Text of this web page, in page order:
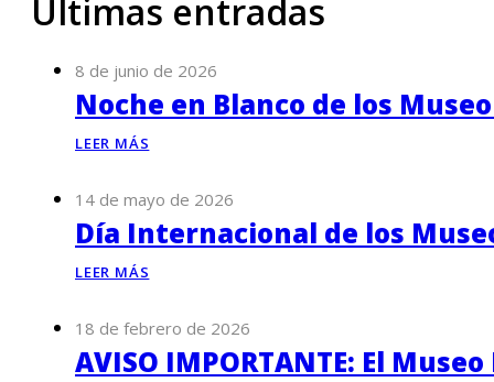
Últimas entradas
8 de junio de 2026
Noche en Blanco de los
LEER MÁS
14 de mayo de 2026
Día Internacional de los
LEER MÁS
18 de febrero de 2026
AVISO IMPORTANTE: El